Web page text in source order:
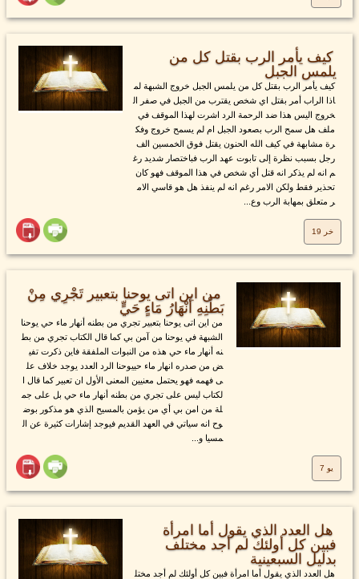
كيف يأمر الرب بقتل كل من
يلمس الجبل
كيف يأمر الرب بقتل كل من يلمس الجبل خروج الشبهة لم
اذا الراب أمر بقتل اي شخص يقترب من الجبل في صفر ال
خروج اليس هذا ضد الرحمة الرد اشرت لهذا الموقف في
ملف هل سمح الرب بصعود الجبل ام لم يسمح خروج وفك
رة مشابهة في كيف الله الحنون يقتل فوق الخمسين الف
رجل بسبب نظرة إلى تابوت عهد الرب فباختصار شديد رغ
م انه لم يذكر انه قتل أي شخص في هذا الموقف فهو كان
تحذير فقط ولكن الامر رغم انه لم ينفذ هل هو قاسي الام
ر متعلق بمهابة الرب وع...
خر 19
من اين اتى يوحنا بتعبير تَجْرِي مِنْ
بَطْنِهِ أَنْهَارُ مَاءٍ حَيٍّ
من اين اتى يوحنا بتعبير تجري من بطنه أنهار ماء حي يوحنا
الشبهة في يوحنا من آمن بي كما قال الكتاب تجري من بط
نه أنهار ماء حي هذه من النبوات الملفقة فاين ذكرت تفي
ض من صدره انهار ماء حييوحنا الرد العدد يوجد خلاف عل
ى فهمه فهو يحتمل معنيين المعنى الأول ان تعبير كما قال ا
لكتاب ليس على تجري من بطنه أنهار ماء حي بل على جم
لة من امن بي أي من يؤمن بالمسيح الذي هو مذكور بوض
وح انه سياتي في العهد القديم فيوجد إشارات كثيرة عن ال
مسيا و...
يو 7
هل العدد الذي يقول أما امرأة
فبين كل أولئك لم أجد مختلف
بدليل السبعينية
هل العدد الذي يقول أما امرأة فبين كل أولئك لم أجد مختل